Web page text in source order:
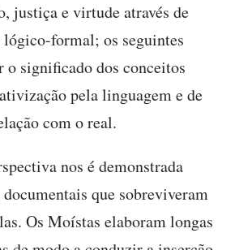
justiça e virtude através de
formal; os seguintes
o significado dos conceitos
pela linguagem e de
com o real.
nos é demonstrada
que sobreviveram
Os Moístas elaboram longas